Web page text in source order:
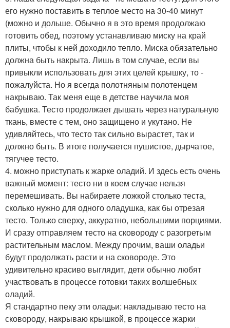
его нужно поставить в теплое место на 30-40 минут
(можно и дольше. Обычно я в это время продолжаю
готовить обед, поэтому устанавливаю миску на край
плиты, чтобы к ней доходило тепло. Миска обязательно
должна быть накрыта. Лишь в том случае, если вы
привыкли использовать для этих целей крышку, то -
пожалуйста. Но я всегда полотняным полотенцем
накрываю. Так меня еще в детстве научила моя
бабушка. Тесто продолжает дышать через натуральную
ткань, вместе с тем, оно защищено и укутано. Не
удивляйтесь, что тесто так сильно вырастет, так и
должно быть. В итоге получается пушистое, дырчатое,
тягучее тесто.
4. можно приступать к жарке оладий. И здесь есть очень
важный момент: тесто ни в коем случае нельзя
перемешивать. Вы набираете ложкой столько теста,
сколько нужно для одного оладушка, как бы отрезая
тесто. Только сверху, аккуратно, небольшими порциями.
И сразу отправляем тесто на сковороду с разогретым
растительным маслом. Между прочим, ваши оладьи
будут продолжать расти и на сковороде. Это
удивительно красиво выглядит, дети обычно любят
участвовать в процессе готовки таких волшебных
оладий.
Я стандартно пеку эти оладьи: накладываю тесто на
сковороду, накрываю крышкой, в процессе жарки